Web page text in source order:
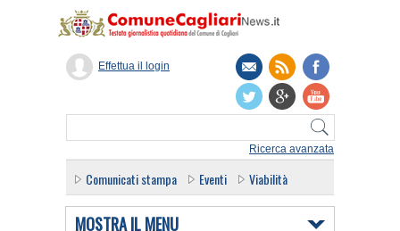
Ricerca avanzata
Effettua il login
Comunicati stampa Eventi Viabilità
MOSTRA IL MENU